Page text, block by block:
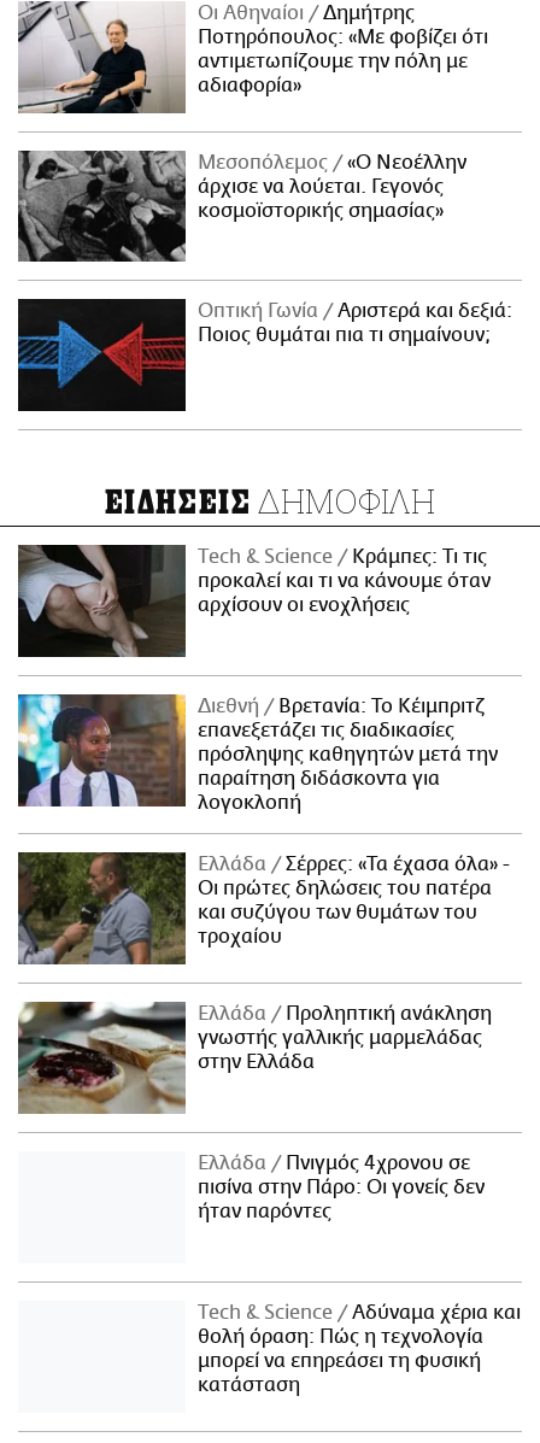
Οι Αθηναίοι
Δημήτρης
Ποτηρόπουλος: «Με φοβίζει ότι
αντιμετωπίζουμε την πόλη με
αδιαφορία»
Μεσοπόλεμος
«Ο Νεοέλλην
άρχισε να λούεται. Γεγονός
κοσμοϊστορικής σημασίας»
Οπτική Γωνία
Αριστερά και δεξιά:
Ποιος θυμάται πια τι σημαίνουν;
ΕΙΔΗΣΕΙΣ ΔΗΜΟΦΙΛΗ
Τech & Science
Κράμπες: Τι τις
προκαλεί και τι να κάνουμε όταν
αρχίσουν οι ενοχλήσεις
Διεθνή
Βρετανία: Το Κέιμπριτζ
επανεξετάζει τις διαδικασίες
πρόσληψης καθηγητών μετά την
παραίτηση διδάσκοντα για
λογοκλοπή
Ελλάδα
Σέρρες: «Τα έχασα όλα» -
Οι πρώτες δηλώσεις του πατέρα
και συζύγου των θυμάτων του
τροχαίου
Ελλάδα
Προληπτική ανάκληση
γνωστής γαλλικής μαρμελάδας
στην Ελλάδα
Ελλάδα
Πνιγμός 4χρονου σε
πισίνα στην Πάρο: Οι γονείς δεν
ήταν παρόντες
Τech & Science
Αδύναμα χέρια και
θολή όραση: Πώς η τεχνολογία
μπορεί να επηρεάσει τη φυσική
κατάσταση